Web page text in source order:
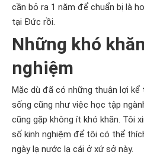
cần bỏ ra 1 năm để chuẩn bị là
tại Đức rồi.
Những khó
nghiệm
Mặc dù đã có những thuận lợi
sống cũng như việc học tập
cũng gặp không ít khó khăn. Tôi
số kinh nghiệm để tôi có thể
ngày lạ nước lạ cái ở xứ sở này.